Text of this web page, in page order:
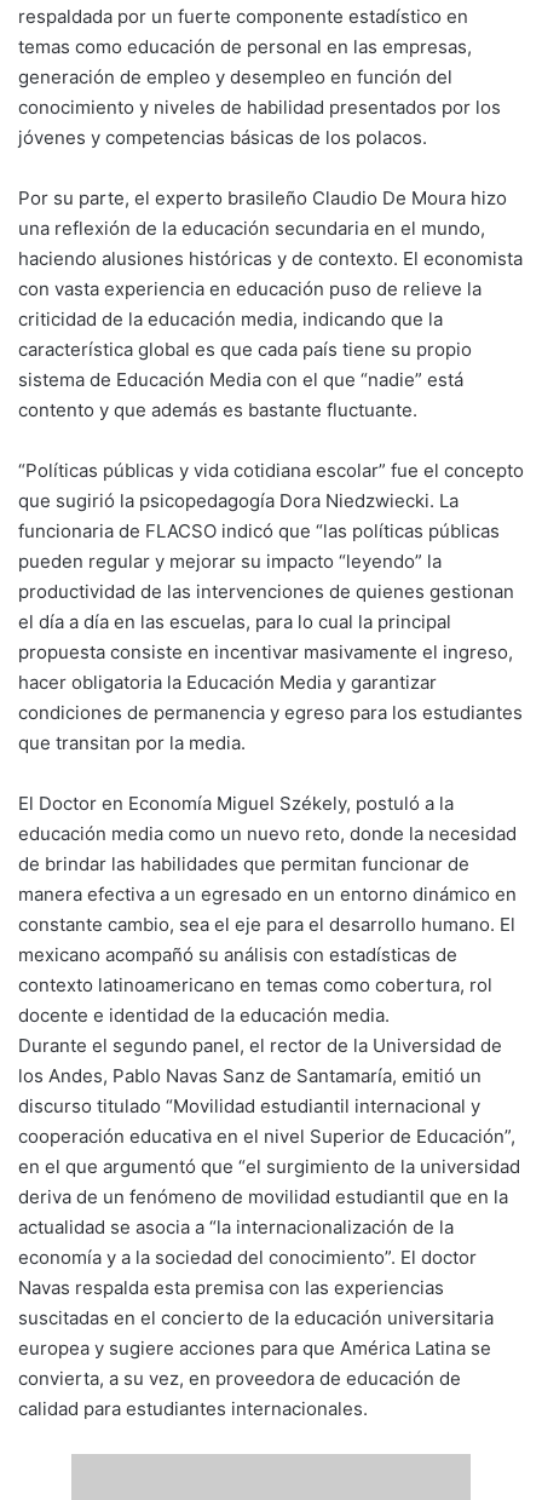
respaldada por un fuerte componente estadístico en
temas como educación de personal en las empresas,
generación de empleo y desempleo en función del
conocimiento y niveles de habilidad presentados por los
jóvenes y competencias básicas de los polacos.
Por su parte, el experto brasileño Claudio De Moura hizo
una reflexión de la educación secundaria en el mundo,
haciendo alusiones históricas y de contexto. El economista
con vasta experiencia en educación puso de relieve la
criticidad de la educación media, indicando que la
característica global es que cada país tiene su propio
sistema de Educación Media con el que “nadie” está
contento y que además es bastante fluctuante.
“Políticas públicas y vida cotidiana escolar” fue el concepto
que sugirió la psicopedagogía Dora Niedzwiecki. La
funcionaria de FLACSO indicó que “las políticas públicas
pueden regular y mejorar su impacto “leyendo” la
productividad de las intervenciones de quienes gestionan
el día a día en las escuelas, para lo cual la principal
propuesta consiste en incentivar masivamente el ingreso,
hacer obligatoria la Educación Media y garantizar
condiciones de permanencia y egreso para los estudiantes
que transitan por la media.
El Doctor en Economía Miguel Székely, postuló a la
educación media como un nuevo reto, donde la necesidad
de brindar las habilidades que permitan funcionar de
manera efectiva a un egresado en un entorno dinámico en
constante cambio, sea el eje para el desarrollo humano. El
mexicano acompañó su análisis con estadísticas de
contexto latinoamericano en temas como cobertura, rol
docente e identidad de la educación media.
Durante el segundo panel, el rector de la Universidad de
los Andes, Pablo Navas Sanz de Santamaría, emitió un
discurso titulado “Movilidad estudiantil internacional y
cooperación educativa en el nivel Superior de Educación”,
en el que argumentó que “el surgimiento de la universidad
deriva de un fenómeno de movilidad estudiantil que en la
actualidad se asocia a “la internacionalización de la
economía y a la sociedad del conocimiento”. El doctor
Navas respalda esta premisa con las experiencias
suscitadas en el concierto de la educación universitaria
europea y sugiere acciones para que América Latina se
convierta, a su vez, en proveedora de educación de
calidad para estudiantes internacionales.